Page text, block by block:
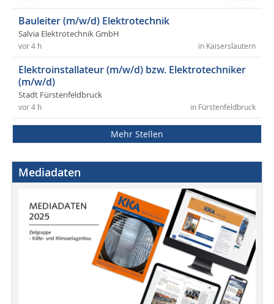
Bauleiter (m/w/d) Elektrotechnik
Salvia Elektrotechnik GmbH
in Kaiserslautern
vor 4 h
Elektroinstallateur (m/w/d) bzw. Elektrotechniker
(m/w/d)
Stadt Fürstenfeldbruck
in Fürstenfeldbruck
vor 4 h
Mehr Stellen
Mediadaten